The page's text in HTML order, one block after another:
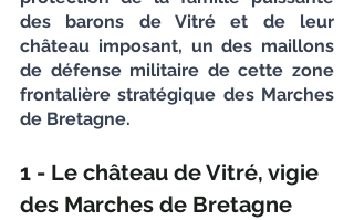
des barons de Vitré et de leur
château imposant, un des maillons
de défense militaire de cette zone
frontalière stratégique des Marches
de Bretagne.
1 - Le château de Vitré, vigie
des Marches de Bretagne